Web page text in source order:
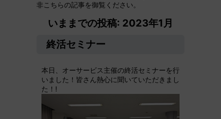
非こちらの記事を御覧ください。
いままでの投稿: 2023年1月
終活セミナー
本日、オーサービス主催の終活セミナーを行
いました！皆さん熱心に聞いていただきまし
た！!